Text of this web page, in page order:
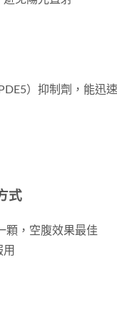
）抑制劑，能迅
式
顆，空腹效果最佳